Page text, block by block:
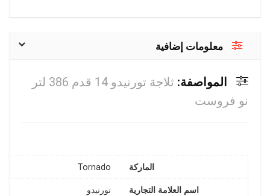
معلومات إضافية
المواصفة:
ثلاجة تورنيدو 14 قدم 386 لتر
نو فروست
الماركة Tornado
اسم العلامة التجارية